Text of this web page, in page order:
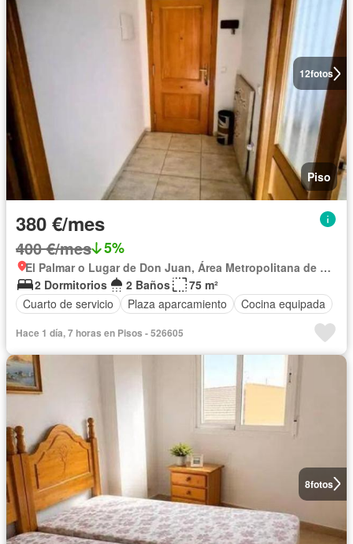
12fotos
Piso
380 €/mes
400 €/mes 5%
El Palmar o Lugar de Don Juan, Área Metropolitana de Murcia
2 Dormitorios
2 Baños
75 m²
Cuarto de servicio
Plaza aparcamiento Cocina equipada
Hace 1 día, 7 horas en Pisos - 526605
8fotos